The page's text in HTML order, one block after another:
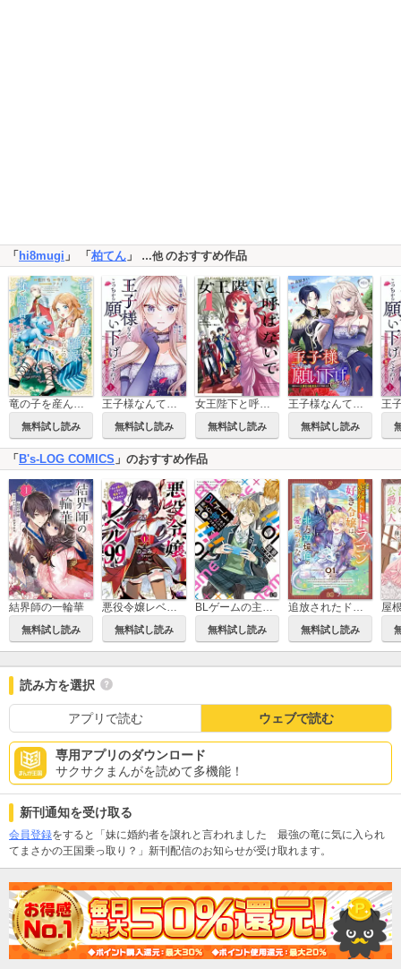
「 hi8mugi 」 「 柏てん 」 …他のおすすめ作品
竜の子を産んだら離縁されたので森で隠居することにしました
無料試し読み
王子様なんて、こっちから願い下げですわ！～追放された元悪役令嬢、魔法の力で見返します～【単行本】
無料試し読み
女王陛下と呼ばないで
無料試し読み
王子様なんて、こっちから願い下げですわ！～追放された元悪役令嬢、魔法の力で見返します～
無料試し読み
「 B's-LOG COMICS 」のおすすめ作品
結界師の一輪華
無料試し読み 無料試し読み 無料試し読み
追放されたドラゴン好き令嬢は、北方辺境伯の愛に気づかない
無料試し読み
読み方を選択
アプリで読む ウェブで読む
専用アプリのダウンロード
サクサクまんがを読めて多機能！
新刊通知を受け取る
会員登録をすると「妹に婚約者を譲れと言われました 最強の竜に気に入られ
てまさかの王国乗っ取り？」新刊配信のお知らせが受け取れます。